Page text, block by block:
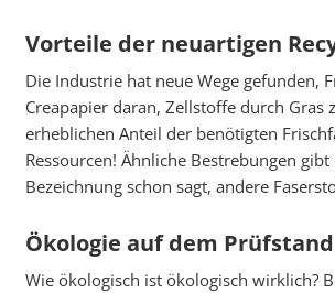
Vorteile der neuartigen
Die Industrie hat neue Wege gefunden,
Creapapier daran, Zellstoffe durch
erheblichen Anteil der benötigten
Ressourcen! Ähnliche Bestrebungen
Bezeichnung schon sagt, andere
Ökologie auf dem Prüfstand
Wie ökologisch ist ökologisch wirklich?